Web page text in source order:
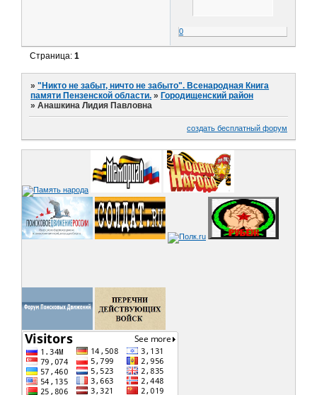
0
Страница:1
»"Никто не забыт, ничто не забыто". Всенародная Книга
памяти Пензенской области. » Городищенский район
»Анашкина Лидия Павловна
создать бесплатный форум